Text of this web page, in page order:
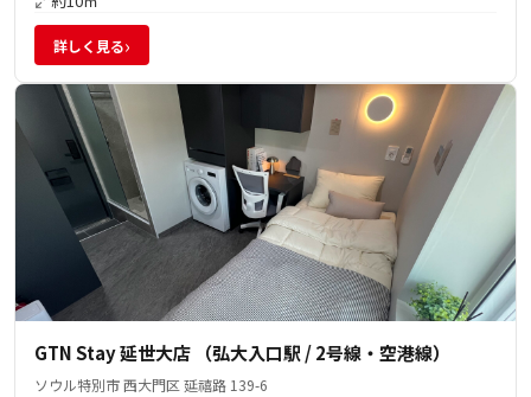
詳しく見る›
GTN Stay 延世大店 （弘大入口駅 / 2号線・空港線）
ソウル特別市 西大門区 延禧路 139-6